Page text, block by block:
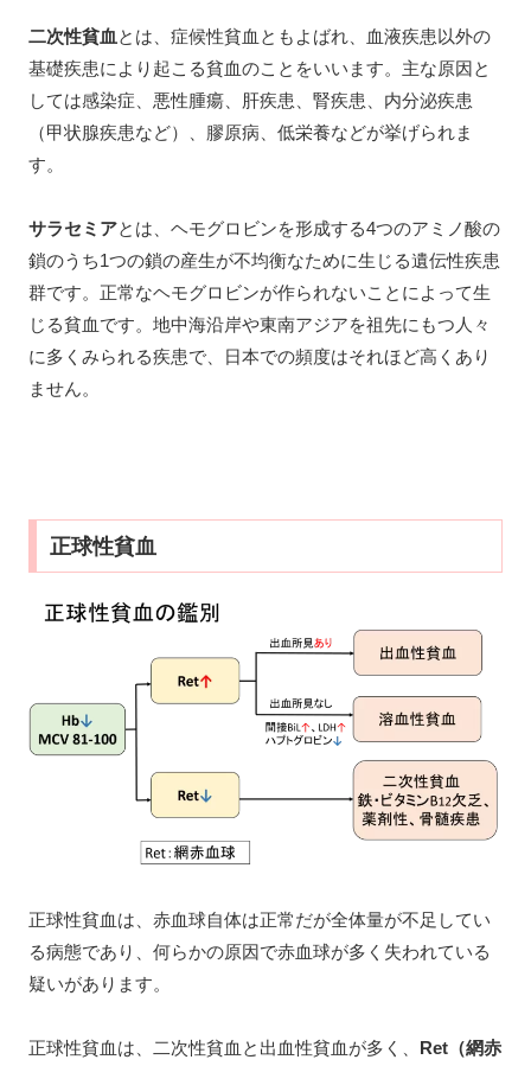
二次性貧血 とは、症候性貧血ともよばれ、血液疾患以外の
基礎疾患により起こる貧血のことをいいます。主な原因と
しては感染症、悪性腫瘍、肝疾患、腎疾患、内分泌疾患
（甲状腺疾患など）、膠原病、低栄養などが挙げられま
す。
サラセミアとは、ヘモグロビンを形成する4つのアミノ酸の
鎖のうち1つの鎖の産生が不均衡なために生じる遺伝性疾患
群です。正常なヘモグロビンが作られないことによって生
じる貧血です。地中海沿岸や東南アジアを祖先にもつ人々
に多くみられる疾患で、日本での頻度はそれほど高くあり
ません。
正球性貧血
正球性貧血は、赤血球自体は正常だが全体量が不足してい
る病態であり、何らかの原因で赤血球が多く失われている
疑いがあります。
正球性貧血は、二次性貧血と出血性貧血が多く、 Ret（網赤